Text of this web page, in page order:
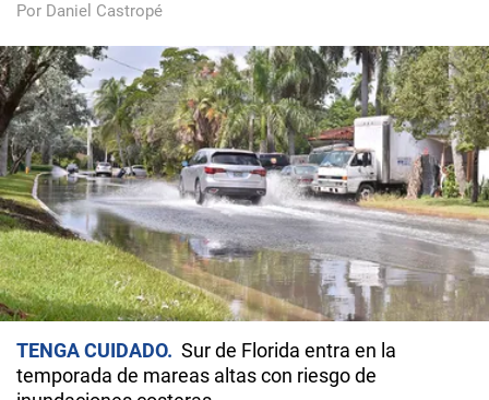
Por Daniel Castropé
TENGA CUIDADO
Sur de Florida entra en la
temporada de mareas altas con riesgo de